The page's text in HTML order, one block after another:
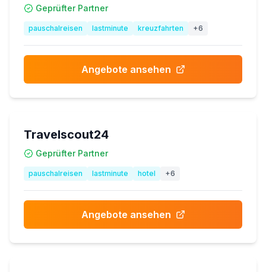
Geprüfter Partner
pauschalreisen lastminute kreuzfahrten +6
Angebote ansehen
Travelscout24
Geprüfter Partner
pauschalreisen lastminute hotel +6
Angebote ansehen